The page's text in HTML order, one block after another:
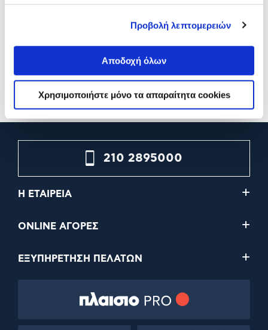
Προβολή λεπτομερειών
Αποδοχή όλων
Χρησιμοποιήστε μόνο τα απαραίτητα cookies
Strap (Orange)
6,90€
210 2895000
Η ΕΤΑΙΡΕΙΑ
ONLINE ΑΓΟΡΕΣ
ΕΞΥΠΗΡΕΤΗΣΗ ΠΕΛΑΤΩΝ